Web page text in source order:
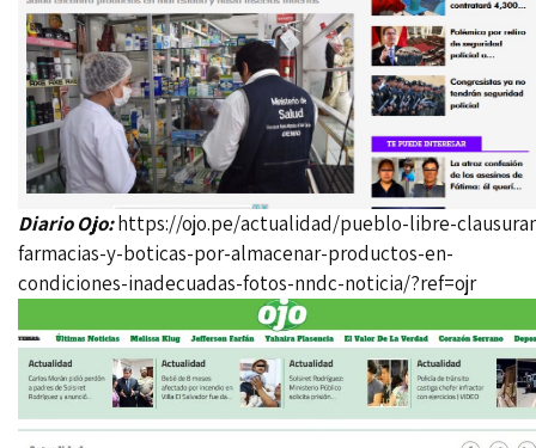
Diario Ojo:https://ojo.pe/actualidad/pueblo-libre-
farmacias-y-boticas-por-almacenar-productos-en-
condiciones-inadecuadas-fotos-nndc-noticia/?ref=ojr